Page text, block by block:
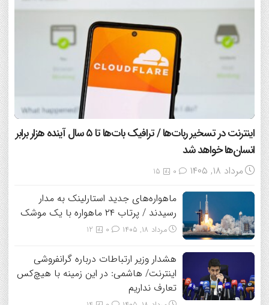
اینترنت در تسخیر ربات‌ها / ترافیک بات‌ها تا ۵ سال آینده هزار برابر
انسان‌ها خواهد شد
مرداد ۱۸, ۱۴۰۵ 15
ماهواره‌های جدید استارلینک به مدار
رسیدند / پرتاب ۲۴ ماهواره با یک موشک
مرداد ۱۸, ۱۴۰۵ 12
هشدار وزیر ارتباطات درباره گرانفروشی
اینترنت/ هاشمی: در این زمینه با هیچ‌کس
تعارف نداریم